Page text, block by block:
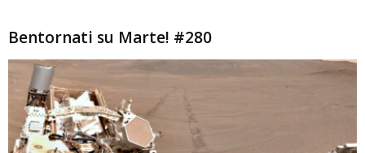
Bentornati su Marte! #280